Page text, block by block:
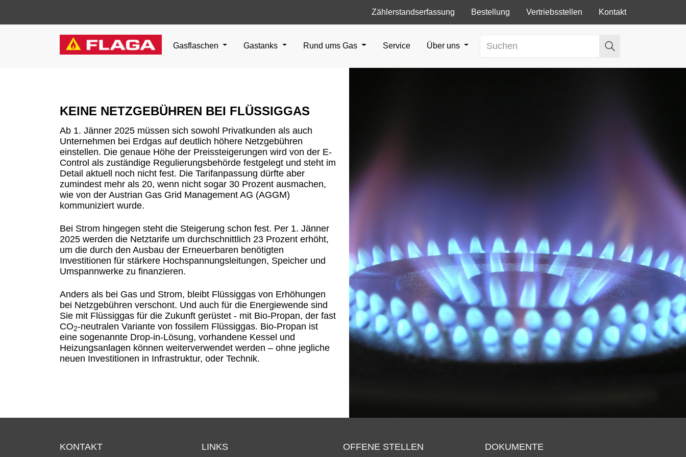
Zählerstandserfassung Bestellung Vertriebsstellen Kontakt
Gasflaschen Gastanks Rund ums Gas Service Über uns
KEINE NETZGEBÜHREN BEI FLÜSSIGGAS
Ab 1. Jänner 2025 müssen sich sowohl Privatkunden als auch
Unternehmen bei Erdgas auf deutlich höhere Netzgebühren
einstellen. Die genaue Höhe der Preissteigerungen wird von der E-
Control als zuständige Regulierungsbehörde festgelegt und steht im
Detail aktuell noch nicht fest. Die Tarifanpassung dürfte aber
zumindest mehr als 20, wenn nicht sogar 30 Prozent ausmachen,
wie von der Austrian Gas Grid Management AG (AGGM)
kommuniziert wurde.
Bei Strom hingegen steht die Steigerung schon fest. Per 1. Jänner
2025 werden die Netztarife um durchschnittlich 23 Prozent erhöht,
um die durch den Ausbau der Erneuerbaren benötigten
Investitionen für stärkere Hochspannungsleitungen, Speicher und
Umspannwerke zu finanzieren.
Anders als bei Gas und Strom, bleibt Flüssiggas von Erhöhungen
bei Netzgebühren verschont. Und auch für die Energiewende sind
Sie mit Flüssiggas für die Zukunft gerüstet - mit Bio-Propan, der fast
CO2-neutralen Variante von fossilem Flüssiggas. Bio-Propan ist
eine sogenannte Drop-in-Lösung, vorhandene Kessel und
Heizungsanlagen können weiterverwendet werden – ohne jegliche
neuen Investitionen in Infrastruktur, oder Technik.
KONTAKT LINKS OFFENE STELLEN DOKUMENTE